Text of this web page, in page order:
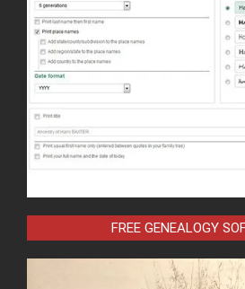
FREE GENEALOGY